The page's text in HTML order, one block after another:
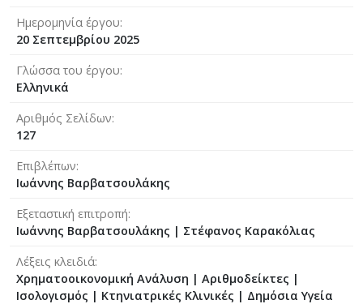
Ημερομηνία έργου
20 Σεπτεμβρίου 2025
Γλώσσα του έργου
Ελληνικά
Αριθμός Σελίδων
127
Επιβλέπων
Ιωάννης Βαρβατσουλάκης
Εξεταστική επιτροπή
Ιωάννης Βαρβατσουλάκης | Στέφανος Καρακόλιας
Λέξεις κλειδιά
Xρηματοοικονομική Aνάλυση | Aριθμοδείκτες |
Ισολογισμός | Κτηνιατρικές Κλινικές | Δημόσια Υγεία